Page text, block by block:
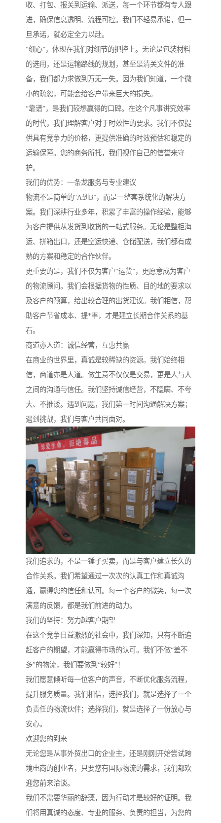
收、打包、报关到运输、派送，每一个环节都有专人跟
进，确保信息透明、流程可控。我们不轻易承诺，但一
旦承诺，就必定全力以赴。
“细心”，体现在我们对细节的把控上。无论是包装材料
的选用，还是运输路线的规划，甚至是清关文件的准
备，我们都力求做到万无一失。因为我们知道，一个微
小的疏忽，可能会给客户带来巨大的损失。
“靠谱”，是我们较想赢得的口碑。在这个凡事讲究效率
的时代，我们理解客户对于时效性的要求。我们不仅提
供具有竞争力的价格，更提供准确的时效预估和稳定的
运输保障。您的商务所托，我们视作自己的信誉来守
护。
我们的优势：一条龙服务与专业建议
物流不是简单的“A到B”，而是一整套系统化的解决方
案。我们深耕行业多年，积累了丰富的操作经验，能够
为客户提供从发货到收货的一站式服务。无论是整柜海
运、拼箱出口，还是空运快递、仓储配送，我们都有成
熟的方案和稳定的合作伙伴。
更重要的是，我们不仅为客户“运货”，更愿意成为客户
的物流顾问。我们会根据货物的性质、目的地的要求以
及客户的预算，给出较合理的出货建议。我们相信，帮
助客户节省成本、提*率，才是建立长期合作关系的基
石。
商道亦人道：诚信经营，互惠共赢
在商业的世界里，真诚是较稀缺的资源。我们始终相
信，商道亦是人道。做生意不仅仅是交易，更是人与人
之间的沟通与信任。我们坚持诚信经营，不隐瞒、不夸
大、不推诿。遇到问题，我们第一时间沟通解决方案；
遇到挑战，我们与客户共同面对。
我们追求的，不是一锤子买卖，而是与客户建立长久的
合作关系。我们希望通过一次次的认真工作和真诚沟
通，赢得您的信任和认可。每一个客户的微笑，每一次
满意的反馈，都是我们前进的动力。
我们的坚持：努力越客户期望
在这个竞争日益激烈的社会中，我们深知，只有不断追
赶客户的期望，才能赢得市场的认可。我们不做“差不
多”的物流，我们要做到“较好”！
我们愿意倾听每一位客户的声音，不断优化服务流程，
提升服务质量。我们相信，选择我们，就是选择了一个
负责任的物流伙伴；选择我们，就是选择了一份放心与
安心。
欢迎您的到来
无论您是从事外贸出口的企业主，还是刚刚开始尝试跨
境电商的创业者，只要您有国际物流的需求，我们都欢
迎您前来洽谈。
我们不需要华丽的辞藻，因为行动才是较好的证明。我
们将用真诚的态度、专业的服务、负责的担当，为您的